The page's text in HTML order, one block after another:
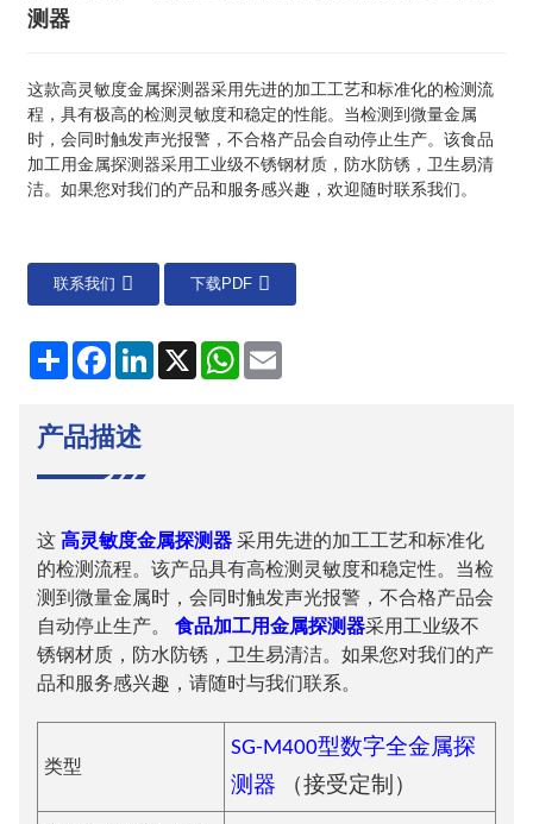
测器
这款高灵敏度金属探测器采用先进的加工工艺和标准化的检测流
程，具有极高的检测灵敏度和稳定的性能。当检测到微量金属
时，会同时触发声光报警，不合格产品会自动停止生产。该食品
加工用金属探测器采用工业级不锈钢材质，防水防锈，卫生易清
洁。如果您对我们的产品和服务感兴趣，欢迎随时联系我们。
联系我们 下载PDF
分
享
FacebookLinkedIn
X WhatsApp
电
产品描述
这 高灵敏度金属探测器采用先进的加工工艺和标准化
的检测流程。该产品具有高检测灵敏度和稳定性。当检
测到微量金属时，会同时触发声光报警，不合格产品会
自动停止生产。 食品加工用金属探测器采用工业级不
锈钢材质，防水防锈，卫生易清洁。如果您对我们的产
品和服务感兴趣，请随时与我们联系。
类型
SG-M400型数字全金属探
测器 （接受定制）